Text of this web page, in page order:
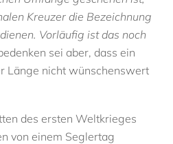
Kreuzer die Bezeichnung
Vorläufig ist das noch
sei aber, dass ein
Länge nicht wünschenswert
des ersten Weltkrieges
von einem Seglertag